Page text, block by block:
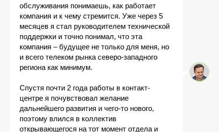
обслуживания понимаешь, как работает
компания и к чему стремится. Уже через 5
месяцев я стал руководителем технической
поддержки и точно понимал, что эта
компания – будущее не только для меня, но
и всего телеком рынка северо-западного
региона как минимум.
Спустя почти 2 года работы в контакт-
центре я почувствовал желание
дальнейшего развития и чего-то нового,
поэтому влился в коллектив
открывающегося на тот момент отдела и